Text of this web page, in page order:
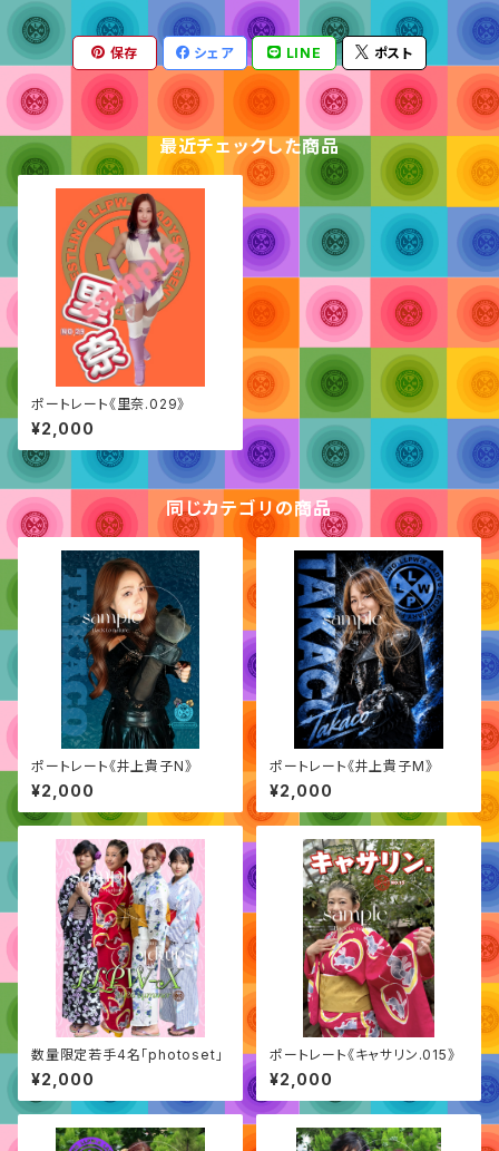
保存 シェア LINE ポスト
最近チェックした商品
ポートレート《里奈.029》
¥2,000
同じカテゴリの商品
ポートレート《井上貴子N》
¥2,000
ポートレート《井上貴子M》
¥2,000
数量限定若手4名「photoset」
¥2,000
ポートレート《キャサリン.015》
¥2,000